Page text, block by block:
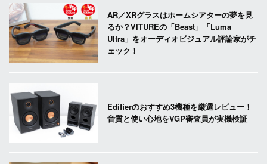
AR／XRグラスはホームシアターの夢を見
るか？VITUREの「Beast」「Luma
Ultra」をオーディオビジュアル評論家がチ
ェック！
Edifierのおすすめ3機種を厳選レビュー！
音質と使い心地をVGP審査員が実機検証